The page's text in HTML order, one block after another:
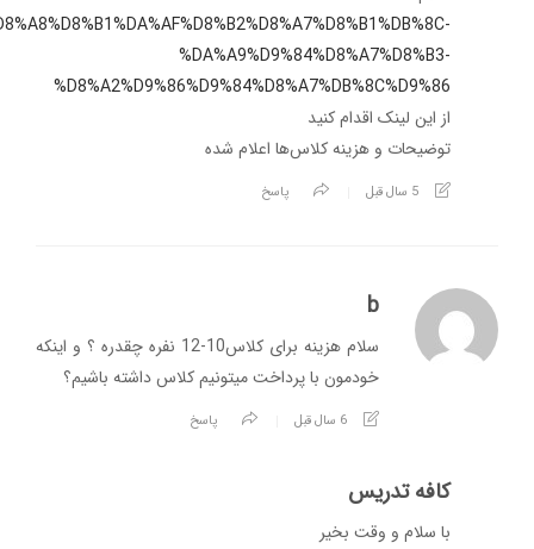
%DA%A9%D9%84%D8%A7%D8%B3-
%D8%A2%D9%86%D9%84%D8%A7%DB%8C%D9%86
از این لینک اقدام کنید
توضیحات و هزینه کلاس‌ها اعلام شده
5 سال قبل پاسخ
b
سلام هزینه برای کلاس10-12 نفره چقدره ؟ و اینکه
خودمون با پرداخت میتونیم کلاس داشته باشیم؟
6 سال قبل پاسخ
کافه تدریس
با سلام و وقت بخیر